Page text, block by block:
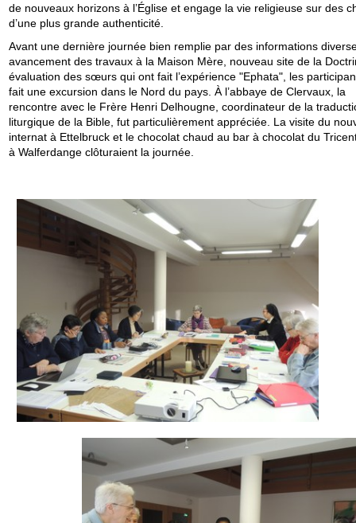
de nouveaux horizons à l’Église et engage la vie religieuse sur des
d’une plus grande authenticité.
Avant une dernière journée bien remplie par des informations
avancement des travaux à la Maison Mère, nouveau site de la
évaluation des sœurs qui ont fait l’expérience "Ephata", les
fait une excursion dans le Nord du pays. À l’abbaye de Clervaux, la
rencontre avec le Frère Henri Delhougne, coordinateur de la
liturgique de la Bible, fut particulièrement appréciée. La visite du
internat à Ettelbruck et le chocolat chaud au bar à chocolat du
à Walferdange clôturaient la journée.